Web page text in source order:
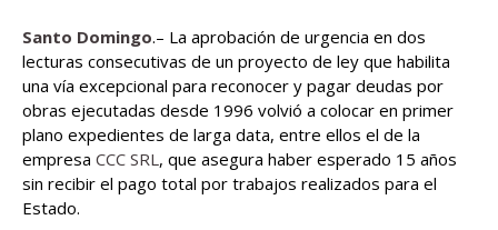
Santo Domingo.– La aprobación de urgencia en dos
lecturas consecutivas de un proyecto de ley que habilita
una vía excepcional para reconocer y pagar deudas por
obras ejecutadas desde 1996 volvió a colocar en primer
plano expedientes de larga data, entre ellos el de la
empresa CCC SRL, que asegura haber esperado 15 años
sin recibir el pago total por trabajos realizados para el
Estado.